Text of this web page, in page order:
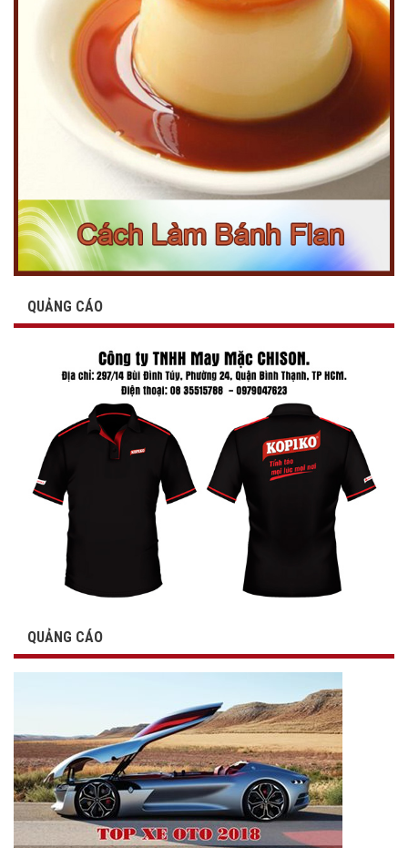
QUẢNG CÁO
QUẢNG CÁO